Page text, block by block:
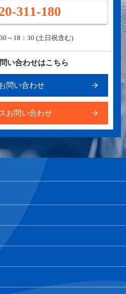
311-180
～18：30 (土日祝含む)
い合わせはこちら
問い合わせ
お問い合わせ